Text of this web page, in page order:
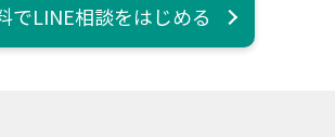
でLINE相談をはじめる